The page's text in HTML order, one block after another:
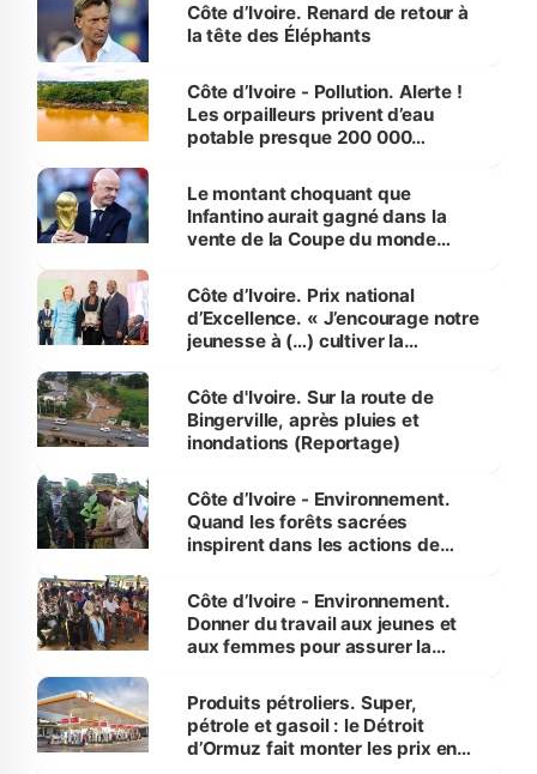
Côte d’Ivoire. Renard de retour à
la tête des Éléphants
Côte d’Ivoire - Pollution. Alerte !
Les orpailleurs privent d’eau
potable presque 200 000
Le montant choquant que
Infantino aurait gagné dans la
vente de la Coupe du monde
Côte d’Ivoire. Prix national
d’Excellence. « J’encourage notre
jeunesse à (…) cultiver la
(Alassane Ouattara
Côte d'Ivoire. Sur la route de
Bingerville, après pluies et
inondations (Reportage)
Côte d’Ivoire - Environnement.
Quand les forêts sacrées
inspirent dans les actions de
Côte d’Ivoire - Environnement.
Donner du travail aux jeunes et
aux femmes pour assurer la
menacées
Produits pétroliers. Super,
pétrole et gasoil : le Détroit
d’Ormuz fait monter les prix en